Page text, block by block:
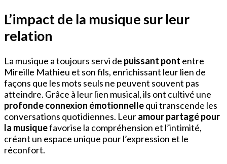
L’impact de la musique sur leur
relation
La musique a toujours servi de puissant pont entre
Mireille Mathieu et son fils, enrichissant leur lien de
façons que les mots seuls ne peuvent souvent pas
atteindre. Grâce à leur lien musical, ils ont cultivé une
profonde connexion émotionnellequi transcende les
conversations quotidiennes. Leuramour partagé pour
la musiquefavorise la compréhension et l’intimité,
créant un espace unique pour l’expression et le
réconfort.